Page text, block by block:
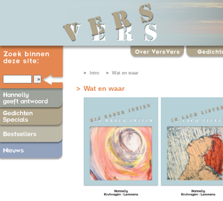
Wat en waar
» Intro » Wat en waar